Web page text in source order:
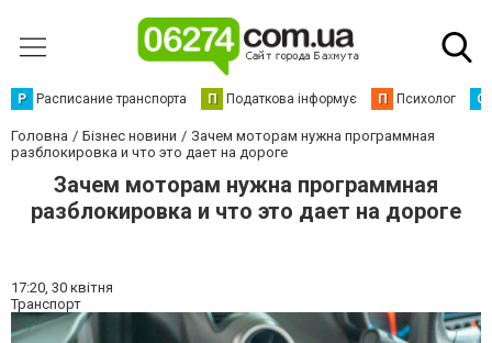
Р Расписание транспорта П Податкова інформує П Психолог С
Головна Бізнес новини
Зачем моторам нужна программная
разблокировка и что это дает на дороге
Зачем моторам нужна программная
разблокировка и что это дает на дороге
17:20, 30 квітня
Транспорт